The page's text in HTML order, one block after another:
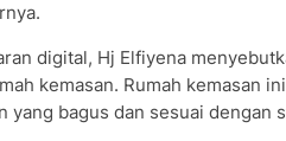
digital, Hj Elfiyena
kemasan. Rumah kemasan
yang bagus dan sesuai dengan